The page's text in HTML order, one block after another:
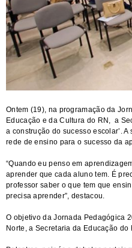
Ontem (19), na programação da
Educação e da Cultura do RN, a
a construção do sucesso escolar’.
rede de ensino para o sucesso da
“Quando eu penso em
aprender que cada aluno tem. É
professor saber o que tem que
precisa aprender”, destacou.
O objetivo da Jornada Pedagógica
Norte, a Secretaria da Educação do